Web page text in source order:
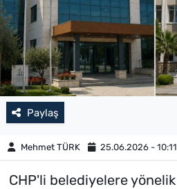
Paylaş
Mehmet TÜRK 25.06.2026 - 10:11
CHP'li belediyelere